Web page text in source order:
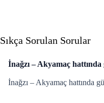
Sıkça Sorulan Sorular
İnağzı – Akyamaç
İnağzı – Akyamaç hattında